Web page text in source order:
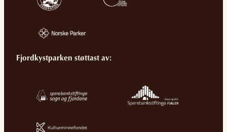
Fjordkystparken støttast av: